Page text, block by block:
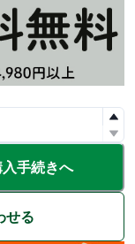
手続きへ
せる